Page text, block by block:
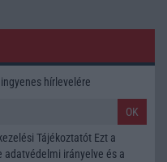
hírlevelére
OK
Tájékoztatót Ezt a
adatvédelmi irányelve és a